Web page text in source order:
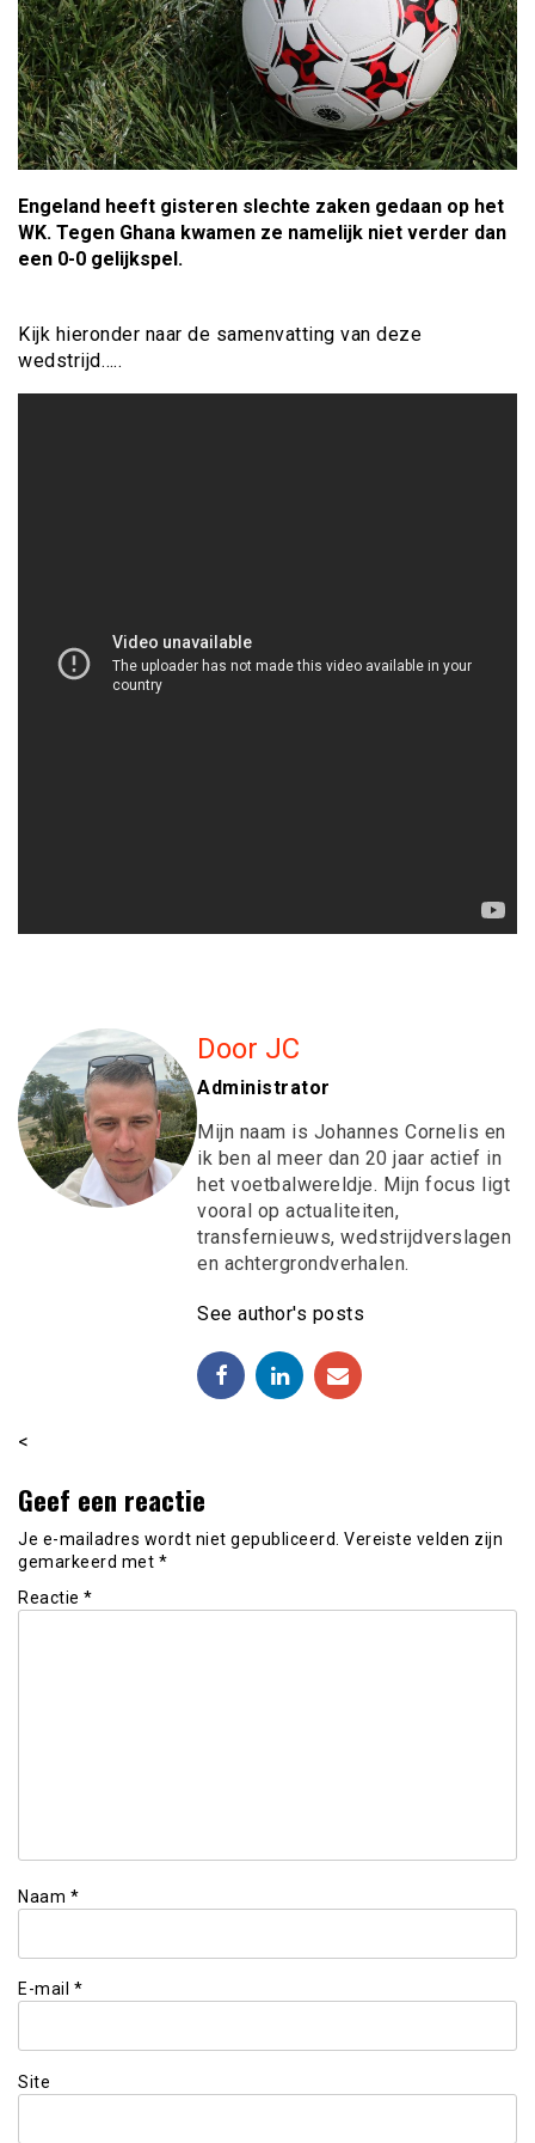
Engeland heeft gisteren slechte zaken gedaan op het
WK. Tegen Ghana kwamen ze namelijk niet verder dan
een 0-0 gelijkspel.
Kijk hieronder naar de samenvatting van deze
wedstrijd…..
Door JC
Administrator
Mijn naam is Johannes Cornelis en
ik ben al meer dan 20 jaar actief in
het voetbalwereldje. Mijn focus ligt
vooral op actualiteiten,
transfernieuws, wedstrijdverslagen
en achtergrondverhalen.
See author's posts
<
Geef een reactie
Je e-mailadres wordt niet gepubliceerd. Vereiste velden zijn
gemarkeerd met *
Reactie *
Naam *
E-mail *
Site